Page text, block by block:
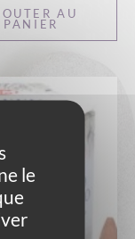
AU
PANIER
le